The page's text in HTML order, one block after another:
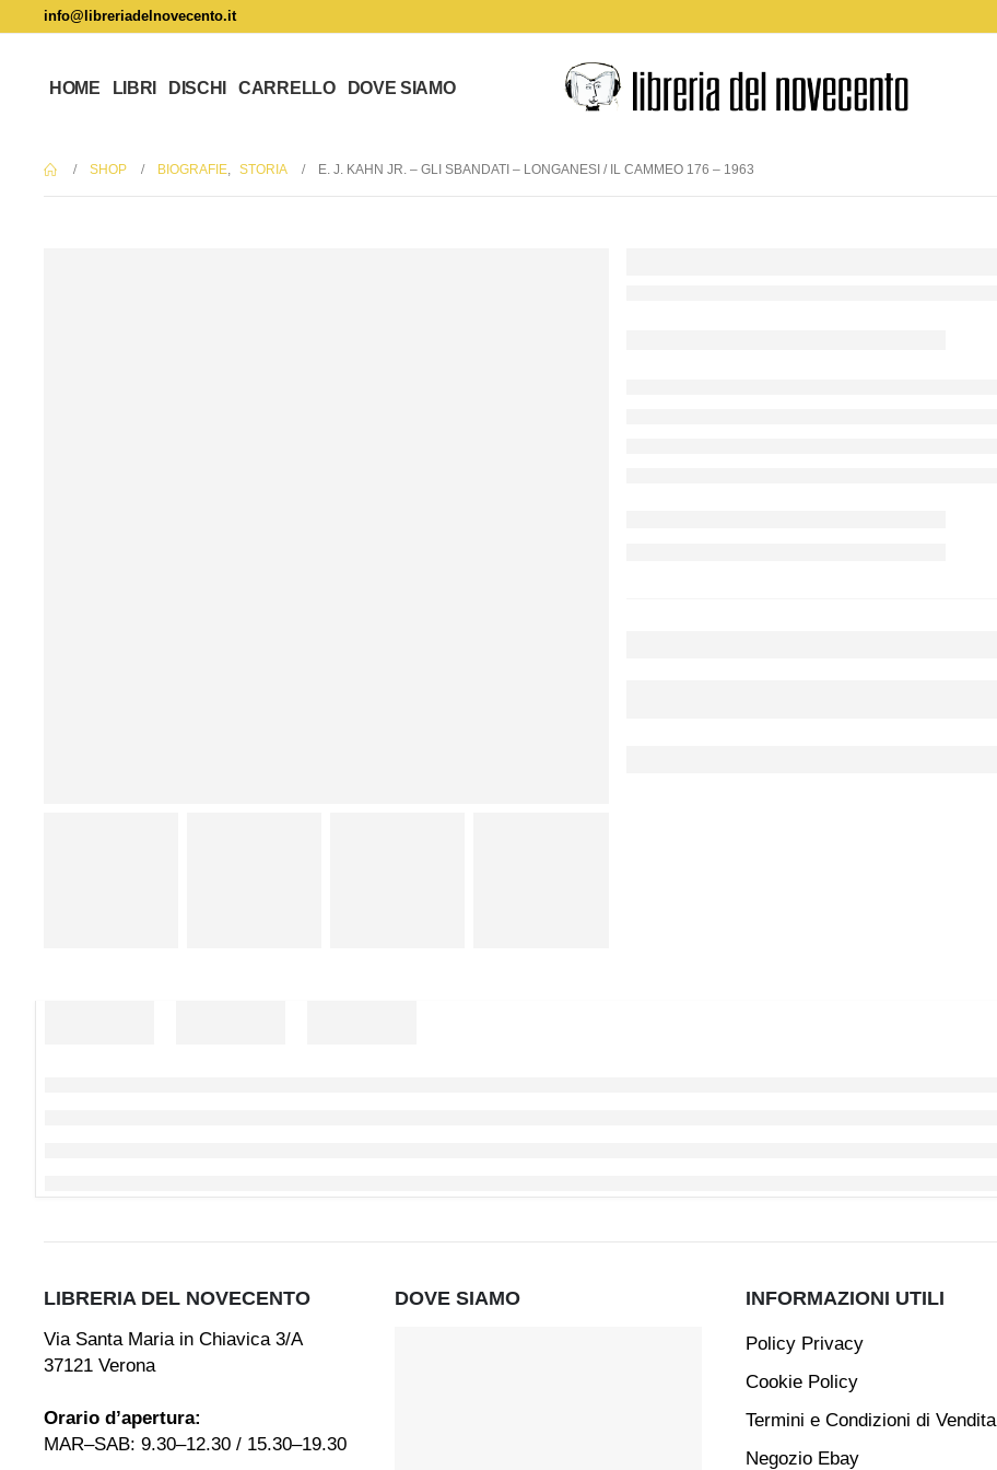
info@libreriadelnovecento.it
HOME LIBRI DISCHI CARRELLO DOVE SIAMO
SHOP BIOGRAFIE, STORIA E. J. KAHN JR. – GLI SBANDATI – LONGANESI / IL CAMMEO 176 – 1963
LIBRERIA DEL NOVECENTO
Via Santa Maria in Chiavica 3/A
37121 Verona
Orario d’apertura:
MAR–SAB: 9.30–12.30 / 15.30–19.30
DOVE SIAMO INFORMAZIONI UTILI
Policy Privacy
Cookie Policy
Termini e Condizioni di Vendita
Negozio Ebay